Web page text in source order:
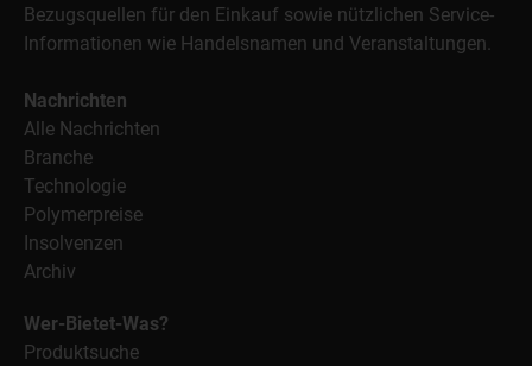
Bezugsquellen für den Einkauf sowie nützlichen Service-
Informationen wie Handelsnamen und Veranstaltungen.
Nachrichten
Alle Nachrichten
Branche
Technologie
Polymerpreise
Insolvenzen
Archiv
Wer-Bietet-Was?
Produktsuche